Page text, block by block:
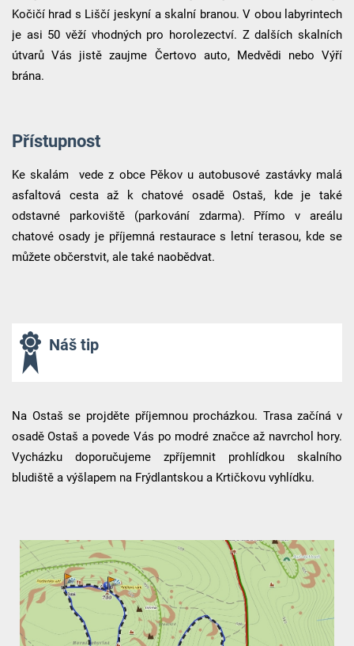
Kočičí hrad s Liščí jeskyní a skalní branou. V obou labyrintech
je asi 50 věží vhodných pro horolezectví. Z dalších skalních
útvarů Vás jistě zaujme Čertovo auto, Medvědi nebo Výří
brána.
Přístupnost
Ke skalám vede z obce Pěkov u autobusové zastávky malá
asfaltová cesta až k chatové osadě Ostaš, kde je také
odstavné parkoviště (parkování zdarma). Přímo v areálu
chatové osady je příjemná restaurace s letní terasou, kde se
můžete občerstvit, ale také naobědvat.
Náš tip
Na Ostaš se projděte příjemnou procházkou. Trasa začíná v
osadě Ostaš a povede Vás po modré značce až navrchol hory.
Vycházku doporučujeme zpříjemnit prohlídkou skalního
bludiště a výšlapem na Frýdlantskou a Krtičkovu vyhlídku.